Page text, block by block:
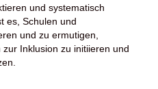
und systematisch
es, Schulen und
und zu ermutigen,
Inklusion zu initiieren und